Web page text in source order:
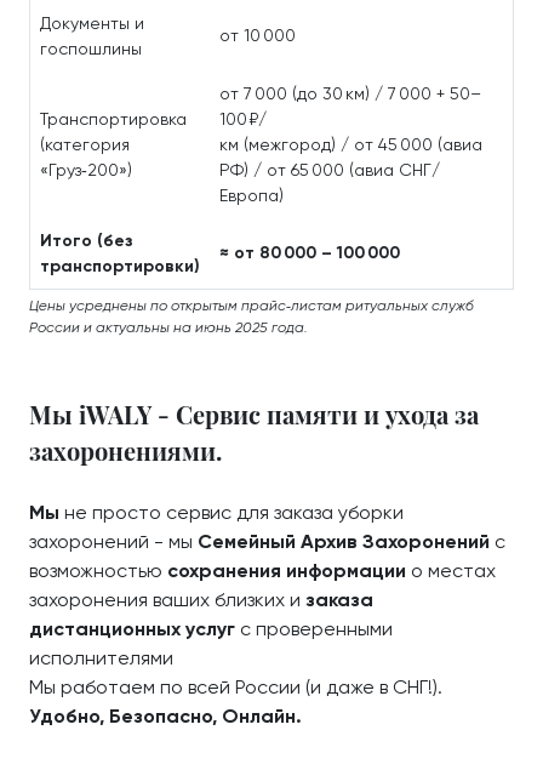
Документы и
госпошлины
от 10 000
Транспортировка
(категория
«Груз‑200»)
от 7 000 (до 30 км) / 7 000 + 50–
100 ₽/
км (межгород) / от 45 000 (авиа
РФ) / от 65 000 (авиа СНГ/
Европа)
Итого (без
транспортировки)
≈ от 80 000 – 100 000
Цены усреднены по открытым прайс‑листам ритуальных служб
России и актуальны на июнь 2025 года.
Мы iWALY - Сервис памяти и ухода за
захоронениями.
Мы не просто сервис для заказа уборки
захоронений - мы Семейный Архив Захоронений с
возможностью сохранения информации о местах
захоронения ваших близких и заказа
дистанционных услуг с проверенными
исполнителями
Мы работаем по всей России (и даже в СНГ!).
Удобно, Безопасно, Онлайн.